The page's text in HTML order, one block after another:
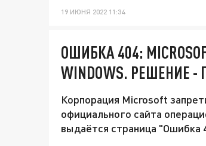
19 ИЮНЯ 2022 11:34
ОШИБКА 404:
WINDOWS. РЕШЕНИЕ
Корпорация Microsoft
официального сайта
выдаётся страница "Ошибка